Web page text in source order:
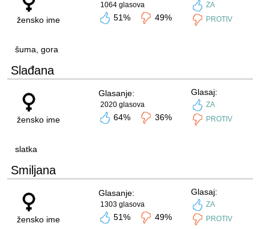
žensko ime
1064 glasova
51% 49%
ZA
PROTIV
šuma, gora
Slađana
žensko ime
Glasanje:
2020 glasova
64% 36%
Glasaj:
ZA
PROTIV
slatka
Smiljana
žensko ime
Glasanje:
1303 glasova
51% 49%
Glasaj:
ZA
PROTIV